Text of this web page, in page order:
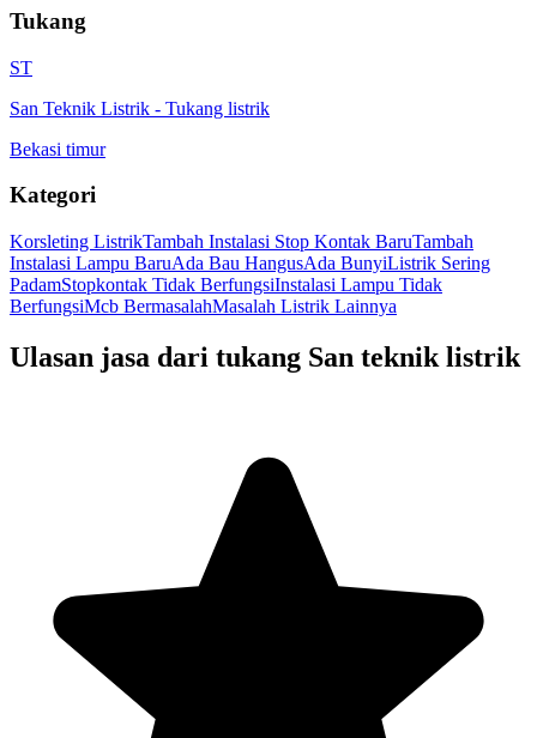
Tukang
ST
San Teknik Listrik - Tukang listrik
Bekasi timur
Kategori
Korsleting ListrikTambah Instalasi Stop Kontak BaruTambah
Instalasi Lampu BaruAda Bau HangusAda BunyiListrik Sering
PadamStopkontak Tidak BerfungsiInstalasi Lampu Tidak
BerfungsiMcb BermasalahMasalah Listrik Lainnya
Ulasan jasa dari tukang San teknik listrik